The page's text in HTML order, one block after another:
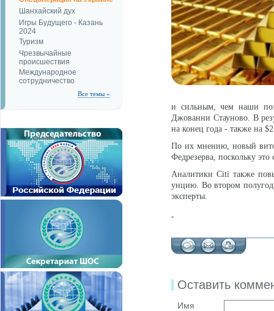
Шанхайский дух
Игры Будущего - Казань
2024
Туризм
Чрезвычайные
происшествия
Международное
сотрудничество
Все темы »
и сильным, чем наши
Джованни Стауново. В
на конец года - также на
По их мнению, новый
Федрезерва, поскольку
Аналитики Citi также
унцию. Во втором
эксперты.
Оставить
Имя